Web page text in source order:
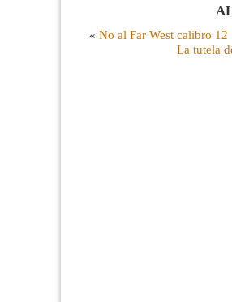
« No al Far West calibro 12
La tutela